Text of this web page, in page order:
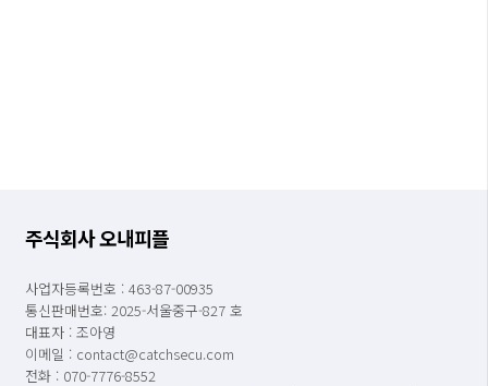
주식회사 오내피플
사업자등록번호 : 463-87-00935
통신판매번호: 2025-서울중구-827 호
대표자 : 조아영
이메일 : contact@catchsecu.com
전화 : 070-7776-8552